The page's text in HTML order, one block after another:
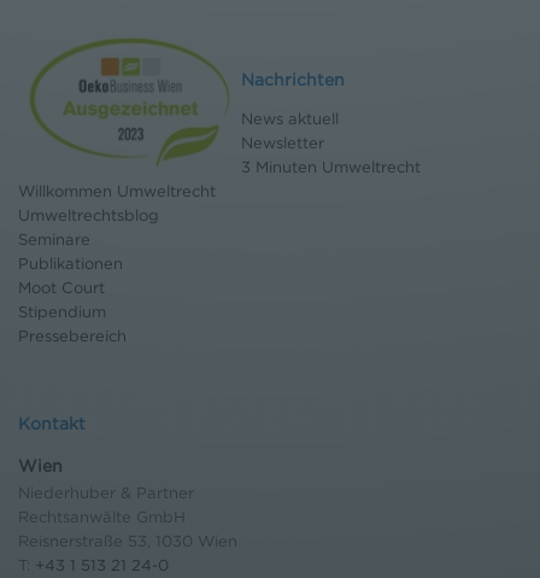
Nachrichten
News aktuell
Newsletter
3 Minuten Umweltrecht
Willkommen Umweltrecht
Umweltrechtsblog
Seminare
Publikationen
Moot Court
Stipendium
Pressebereich
Kontakt
Wien
Niederhuber & Partner
Rechtsanwälte GmbH
Reisnerstraße 53, 1030 Wien
T: +43 1 513 21 24-0